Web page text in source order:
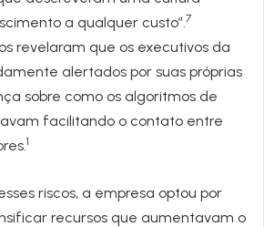
a qualquer custo”. 7
revelaram que os executivos da
alertados por suas próprias
sobre como os algoritmos de
facilitando o contato entre
1
riscos, a empresa optou por
recursos que aumentavam o